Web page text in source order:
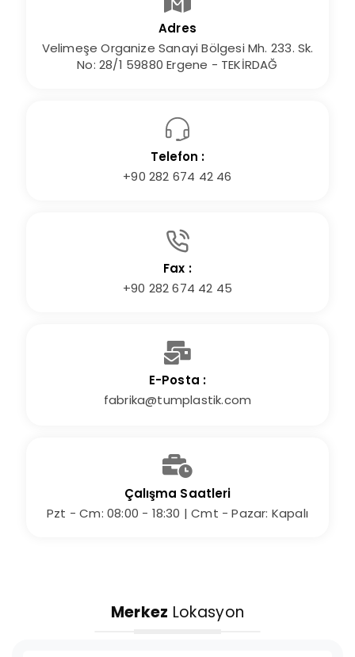
Adres
Velimeşe Organize Sanayi Bölgesi Mh. 233. Sk.
No: 28/1 59880 Ergene - TEKİRDAĞ
Telefon :
+90 282 674 42 46
Fax :
+90 282 674 42 45
E-Posta :
fabrika@tumplastik.com
Çalışma Saatleri
Pzt - Cm: 08:00 - 18:30 | Cmt - Pazar: Kapalı
Merkez Lokasyon